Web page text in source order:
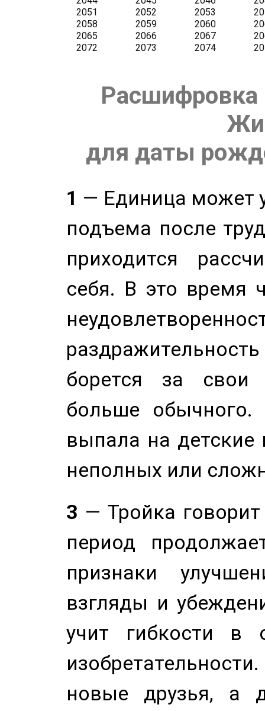
Расшифровка
для даты
1 — Единица может
подъема после
приходится
себя. В это время
борется за свои
больше
выпала на детские
неполных или
3 — Тройка
период
признаки
взгляды и
учит гибкости в
новые друзья, а